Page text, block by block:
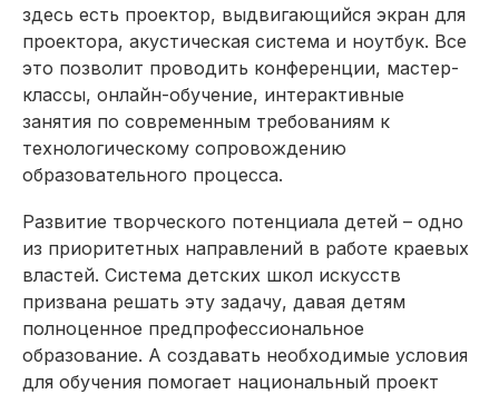
здесь есть проектор, выдвигающийся экран для
проектора, акустическая система и ноутбук. Все
это позволит проводить конференции, мастер-
классы, онлайн-обучение, интерактивные
занятия по современным требованиям к
технологическому сопровождению
образовательного процесса.
Развитие творческого потенциала детей – одно
из приоритетных направлений в работе краевых
властей. Система детских школ искусств
призвана решать эту задачу, давая детям
полноценное предпрофессиональное
образование. А создавать необходимые условия
для обучения помогает национальный проект